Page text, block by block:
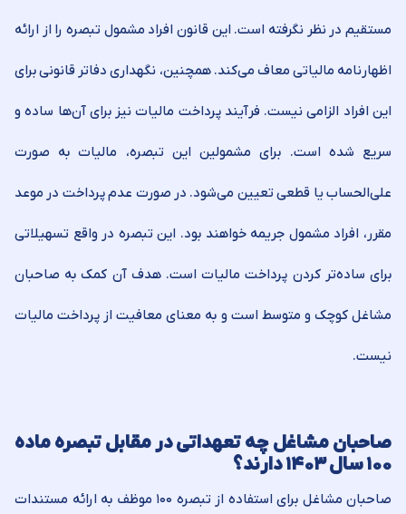
مستقیم در نظر نگرفته است. این قانون افراد مشمول تبصره را از ارائه
اظهارنامه مالیاتی معاف می‌کند. همچنین، نگهداری دفاتر قانونی برای
این افراد الزامی نیست. فرآیند پرداخت مالیات نیز برای آن‌ها ساده و
سریع شده است. برای مشمولین این تبصره، مالیات به صورت
علی‌الحساب یا قطعی تعیین می‌شود. در صورت عدم پرداخت در موعد
مقرر، افراد مشمول جریمه خواهند بود. این تبصره در واقع تسهیلاتی
برای ساده‌تر کردن پرداخت مالیات است. هدف آن کمک به صاحبان
مشاغل کوچک و متوسط است و به معنای معافیت از پرداخت مالیات
نیست.
صاحبان مشاغل چه تعهداتی در مقابل تبصره ماده
۱۰۰ سال ۱۴۰۳ دارند؟
صاحبان مشاغل برای استفاده از تبصره ۱۰۰ موظف به ارائه مستندات